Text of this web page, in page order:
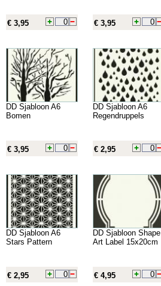
€ 3,95 € 3,95
DD Sjabloon A6
Bomen
€ 3,95
DD Sjabloon A6
Regendruppels
€ 2,95
DD Sjabloon A6
Stars Pattern
€ 2,95
DD Sjabloon Shape
Art Label 15x20cm
€ 4,95